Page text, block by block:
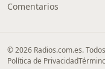
Comentarios
© 2026 Radios.com.es.
Política de Privacidad